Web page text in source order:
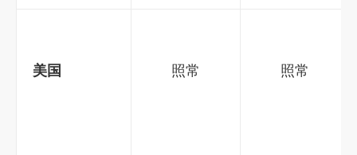
美国 照常 照常